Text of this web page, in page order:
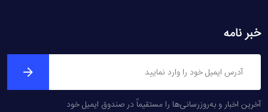
خبر نامه
آخرین اخبار و به‌روزرسانی‌ها را مستقیماً در صندوق ایمیل خود